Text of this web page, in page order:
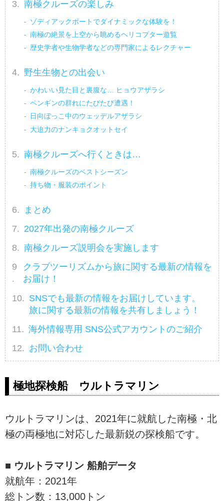
南極クルーズの楽しみ
ゾディアックボートでダイナミックな体験を！
南極の絶景を上空から眺めるヘリコプター遊覧
歴史学者や生物学者などの専門家によるレクチャー
野生生物との出会い
かわいい見た目と裏腹な… ヒョウアザラシ
ペンギンの群れにたびたび遭遇！
日向ぼっこ中のウェッデルアザラシ
大迫力のナンキョクオットセイ
南極クルーズへ行くときは…
南極クルーズのベストシーズン
持ち物・服装のポイント
まとめ
2027年出発の南極クルーズ
南極クルーズ説明会を実施します
クラブツーリズムから旅に関する最新の情報を
お届け！
SNSでも最新の情報をお届けしています。
旅に関する最新の情報を共有しましょう！
海外情報専用 SNS公式アカウントのご紹介
お問い合わせ
極地探検船 ウルトラマリン
ウルトラマリンは、2021年に就航した南極・北
極の両極地に対応した最新鋭の探検船です。
■ ウルトラマリン 船舶データ
就航年：2021年
総トン数：13,000トン